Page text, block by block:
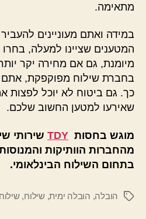
מתאימה.
במידה ואתם מעוניינים
המטענים שציינו למעלה,
מיומנת, גם אם מחירה יקר
בחברת שילוח מפוקפקת, אתם
כך. גם ביטוח לא יוכל לפצות
שאירעו למטען החשוב שלכם.
מוגש בחסות TDY שירותי
מהחברות הוותיקות
בתחום השילוח הבינלאומי.
תגיותהובלה, הובלה ימית,שילוח,